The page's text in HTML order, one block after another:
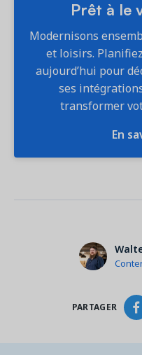
Prêt à le
Modernisons
et loisirs.
aujourd’hui pour
ses
transformer
En
PARTAGER